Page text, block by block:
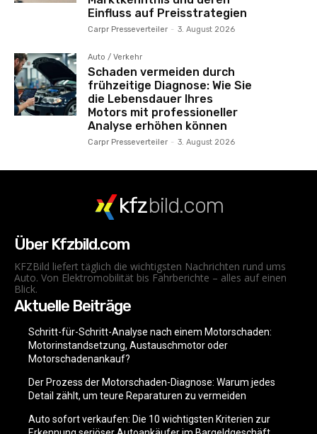
Einfluss auf Preisstrategien
Carpr Presseverteiler - 3. August 2026
Auto / Verkehr
Schaden vermeiden durch
frühzeitige Diagnose: Wie Sie
die Lebensdauer Ihres
Motors mit professioneller
Analyse erhöhen können
Carpr Presseverteiler - 3. August 2026
kfzbild.com
Über Kfzbild.com
KFZBild liefert täglich die wichtigsten Nachrichten rund ums
Auto. Von Elektromobilität bis Fahrberichte – alles auf einen
Blick.
Aktuelle Beiträge
Schritt-für-Schritt-Analyse nach einem Motorschaden:
Motorinstandsetzung, Austauschmotor oder
Motorschadenankauf?
Der Prozess der Motorschaden-Diagnose: Warum jedes
Detail zählt, um teure Reparaturen zu vermeiden
Auto sofort verkaufen: Die 10 wichtigsten Kriterien zur